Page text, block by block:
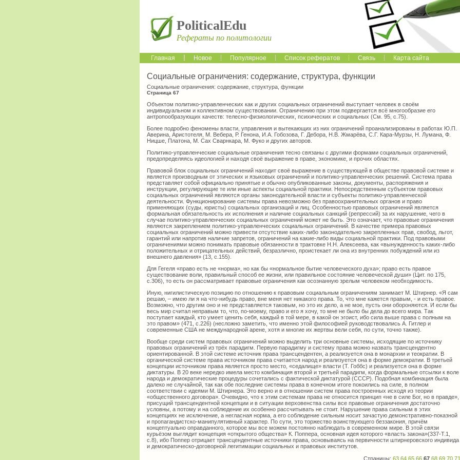
PoliticalEdu
Рефераты по политологии
Главная Новое Популярное Список рефератов Связь Карта сайта
Социальные ограничения: содержание, структура, функции
Социальные ограничения: содержание, структура, функции
Страница 67
Объектом политико-управленческих как и других социальных ограничений выступает человек в своём
индивидуальном и коллективном существовании. Ограничению при этом подвергается всё многообразие его
антропообразующих качеств: телесно-физиологических, психических и социальных (См. 95, с.75).
Более подробно феномены власти, управления и вытекающих из них ограничений проанализированы в работах Ю.П.
Аверина, Аристотеля, М. Вебера, Р. Генона, И.А. Гобозова, Г. Дебора, Н.В. Жмарёва, С.Г. Кара-Мурзы, Н. Лумана, Ф.
Ницше, Платона, М. Сах Сварнкара, М. Фуко и других авторов.
Политико-управленческие социальные ограничения тесно связаны с другими формами социальных ограничений,
предопределяясь идеологией и находя своё выражение в праве, экономике, и прочих областях.
Правовой блок социальных ограничений находит своё выражение в существующей в обществе правовой системе и
является производным от этических и языковых ограничений и политико-управленческих решений. Система права
представляет собой официально принятые и обычно опубликованные законы, документы, распоряжения и
инструкции, регулирующие те или иные аспекты социальной практики. Непосредственным субъектом правовых
социальных ограничений являются органы законодательной власти и субъекты политико-управленческой
деятельности. Функционирование системы права невозможно без правоохранительных органов и право
применяющих (суды, юристы) социальных организаций и лиц. Особенностью правовых ограничений является
формальная обязательность их исполнения и наличие социальных санкций (репрессий) за их нарушение, чего в
случае политико-управленческих социальных ограничений может не быть. Это означает, что правовые ограничения
являются закреплением политико-управленческих социальных ограничений. В качестве примера правовых
социальных ограничений можно привести отсутствие каких-либо законодательно закрепленных прав, свобод, льгот,
гарантий или напротив наличие запретов, ограничений на какие-либо виды социальной практики. Под правовыми
ограничениями можно понимать правовые обязанности в трактовке Н.Н. Алексеева, как «вынужденность каких-либо
положительных и отрицательных действий, безразлично, проистекает ли она из внутренних побуждений или из
внешнего давления» (13, с.155).
Для Гегеля «право есть не «норма», но как бы «нормальное бытие человеческого духа»; право есть правое
существование воли, правильный способ ее жизни, или правильное состояние человеческой души» (Цит. по 175,
с.306), то есть он рассматривает правовые ограничения как осознанную зрелым человеком необходимость.
Иную, нигилистическую позицию по отношению к правовым социальным ограничениям занимает М. Штирнер. «Я сам
решаю, – имею ли я на что-нибудь право, вне меня нет никакого права. То, что мне кажется правым, - и есть правое.
Возможно, что другим оно и не представляется таковым, но это их дело, а не мое, пусть они обороняются. И если бы
весь мир считал неправым то, что, по-моему, право и его я хочу, то мне не было бы дела до всего мира. Так
поступает каждый, кто умеет ценить себя, каждый в той мере, в какой он эгоист, ибо сила выше права с полным на
это правом» (471, с.226) (несложно заметить, что именно этой философией руководствовались А. Гитлер и
современные США не международной арене, хотя и многие их жертвы вели себя, по сути, точно также).
Вообще среди систем правовых ограничений можно выделить три основные системы, исходящие по источнику
правовых ограничений из трёх парадигм. Первую парадигму и систему права можно назвать трансцендентно
ориентированной. В этой системе источник права трансцендентен, а реализуется она в монархии и теократии. В
органической системе права источником права считается народ и реализуется она в форме демократии. В третьей
концепции источником права является просто место, «седалище» власти (Т. Гоббс) и реализуется она в форме
диктатуры. В 20 веке нередко имела место комбинация второй и третьей парадигм, когда формальные отсылки к воле
народа и демократические процедуры сочетались с фактической диктатурой (СССР). Подобная комбинация была
далеко не случайной, так как обе последние системы права в конечном итоге покоились на силе, в полном
соответствии с идеями М. Штирнера. Это верно и в отношении систем права построенных исходя из теории
«общественного договора». Очевидно, что к этим системам права не относится принцип «не в силе Бог, но в правде»,
присущий трансцендентной концепции и в ситуации верховенства силы все правовые ограничения достаточно
условны, а потому и на соблюдение их особенно рассчитывать не стоит. Нарушение права сильным в этих
концепциях не исключение, а негласная норма, а его соблюдение сильным носит зачастую демонстративно-показной
и пропагандистско-манипулятивный характер. По сути, это торжество воинствующего беззакония, причём
концептуально оправданного, которое мы все можем постоянно наблюдать в современном мире. В этой связи
курьёзом выглядит концепция «открытого общества» К. Поппера, основная идея которого «власть закона»(337-Т.1,
с.8), ибо Поппер отрицает трансцендентные источники права, основываясь на первичности штирнеровского индивида
и демократическо-договорной легитимации социальных и правовых институтов.
Страницы: 63 64 65 66 67 68 69 70 71